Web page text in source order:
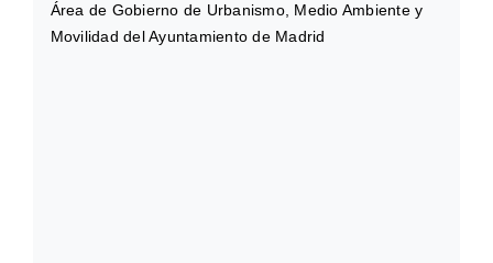
Área de Gobierno de Urbanismo, Medio Ambiente y
Movilidad del Ayuntamiento de Madrid